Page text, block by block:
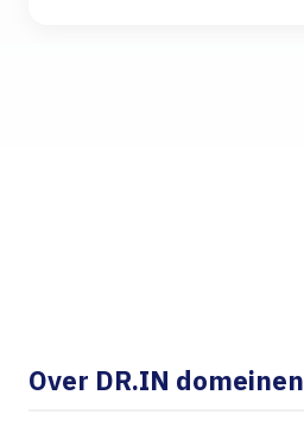
Over DR.IN domeinen